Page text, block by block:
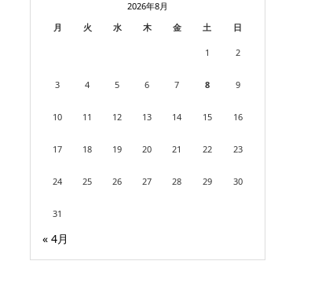
2026年8月
月
火 水 木 金 土 日
1 2
3 4 5 6 7 8 9
10 11 12 13 14 15 16
17 18 19 20 21 22 23
24 25 26 27 28 29 30
31
« 4月